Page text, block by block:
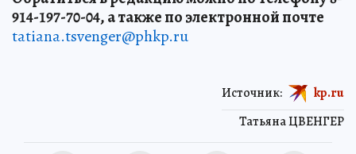
914-197-70-04, а также по электронной почте
tatiana.tsvenger@phkp.ru
Татьяна ЦВЕНГЕР
Источник: kp.ru